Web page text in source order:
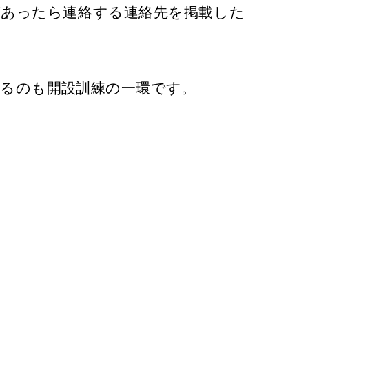
ったら連絡する連絡先を掲載した
のも開設訓練の一環です。